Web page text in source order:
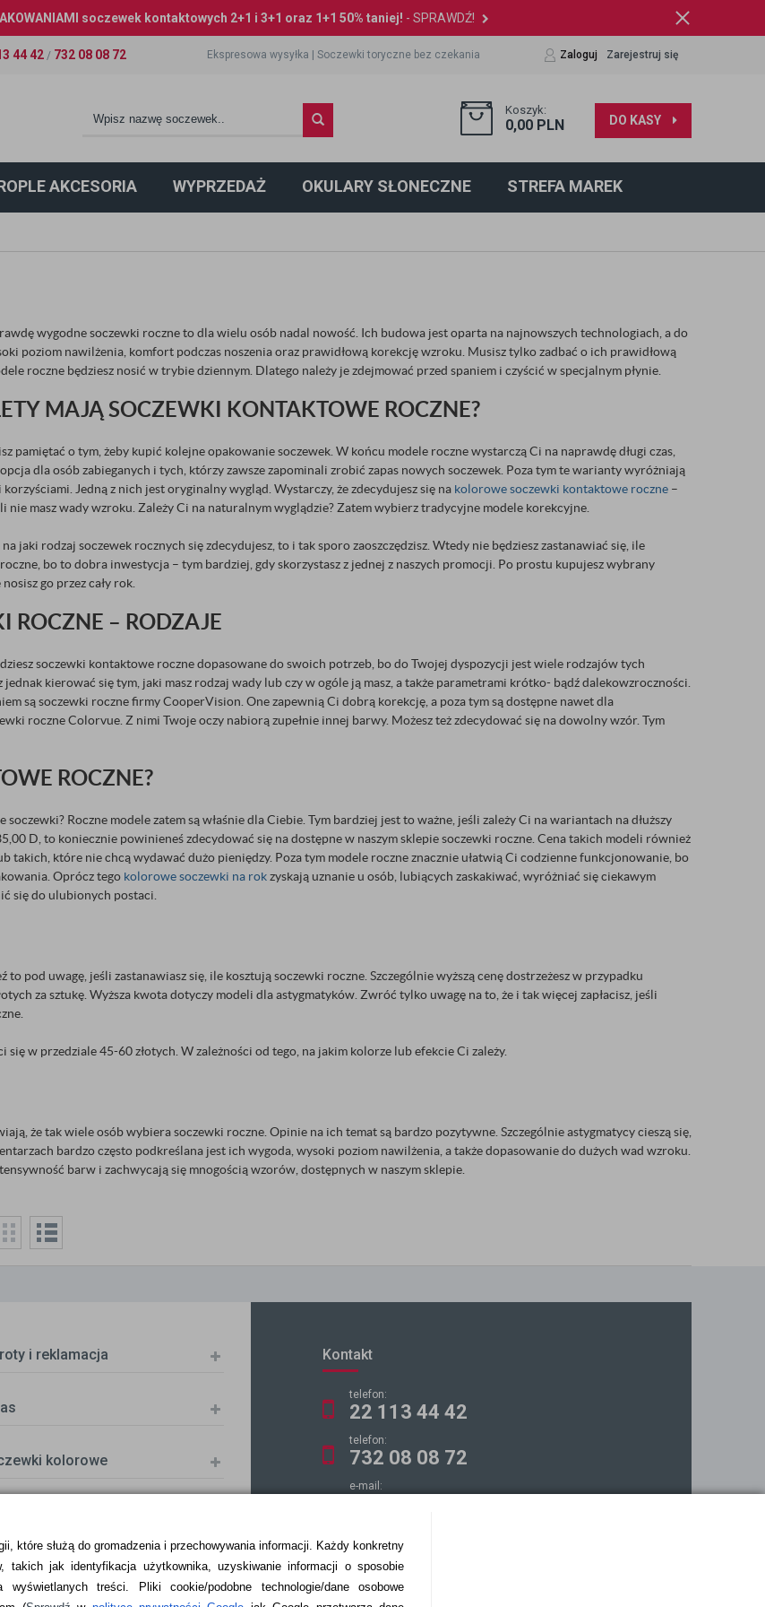
które służą do gromadzenia i przechowywania informacji. Każdy konkretny
jak identyfikacja użytkownika, uzyskiwanie informacji o sposobie
wyświetlanych treści.
Pliki cookie/podobne technologie/dane osobowe
soczewek kontaktowych 2+1 i 3+1 oraz 1+1 50% taniej! - SPRAWDŹ!
44 42 / 732 08 08 72 Ekspresowa wysyłka |Soczewki toryczne bez czekania Zaloguj Zarejestruj się
Koszyk:
0,00 PLN DO KASY
AKCESORIA WYPRZEDAŻ OKULARY SŁONECZNE STREFA MAREK
wygodne soczewki roczne to dla wielu osób nadal nowość. Ich budowa jest oparta na najnowszych technologiach, a do
poziom nawilżenia, komfort podczas noszenia oraz prawidłową korekcję wzroku. Musisz tylko zadbać o ich prawidłową
roczne będziesz nosić w trybie dziennym. Dlatego należy je zdejmować przed spaniem i czyścić w specjalnym płynie.
MAJĄ SOCZEWKI KONTAKTOWE ROCZNE?
pamiętać o tym, żeby kupić kolejne opakowanie soczewek. W końcu modele roczne wystarczą Ci na naprawdę długi czas,
dla osób zabieganych i tych, którzy zawsze zapominali zrobić zapas nowych soczewek. Poza tym te warianty wyróżniają
Jedną z nich jest oryginalny wygląd. Wystarczy, że zdecydujesz się na kolorowe soczewki kontaktowe roczne –
nie masz wady wzroku. Zależy Ci na naturalnym wyglądzie? Zatem wybierz tradycyjne modele korekcyjne.
jaki rodzaj soczewek rocznych się zdecydujesz, to i tak sporo zaoszczędzisz. Wtedy nie będziesz zastanawiać się, ile
bo to dobra inwestycja – tym bardziej, gdy skorzystasz z jednej z naszych promocji. Po prostu kupujesz wybrany
go przez cały rok.
ROCZNE – RODZAJE
soczewki kontaktowe roczne dopasowane do swoich potrzeb, bo do Twojej dyspozycji jest wiele rodzajów tych
kierować się tym, jaki masz rodzaj wady lub czy w ogóle ją masz, a także parametrami krótko- bądź dalekowzroczności.
są soczewki roczne firmy CooperVision. One zapewnią Ci dobrą korekcję, a poza tym są dostępne nawet dla
roczne Colorvue. Z nimi Twoje oczy nabiorą zupełnie innej barwy. Możesz też zdecydować się na dowolny wzór. Tym
ROCZNE?
Roczne modele zatem są właśnie dla Ciebie. Tym bardziej jest to ważne, jeśli zależy Ci na wariantach na dłuższy
D, to koniecznie powinieneś zdecydować się na dostępne w naszym sklepie soczewki roczne. Cena takich modeli również
takich, które nie chcą wydawać dużo pieniędzy. Poza tym modele roczne znacznie ułatwią Ci codzienne funkcjonowanie, bo
Oprócz tego kolorowe soczewki na rokzyskają uznanie u osób, lubiących zaskakiwać, wyróżniać się ciekawym
się do ulubionych postaci.
pod uwagę, jeśli zastanawiasz się, ile kosztują soczewki roczne. Szczególnie wyższą cenę dostrzeżesz w przypadku
za sztukę. Wyższa kwota dotyczy modeli dla astygmatyków. Zwróć tylko uwagę na to, że i tak więcej zapłacisz, jeśli
w przedziale 45-60 złotych. W zależności od tego, na jakim kolorze lub efekcie Ci zależy.
że tak wiele osób wybiera soczewki roczne. Opinie na ich temat są bardzo pozytywne. Szczególnie astygmatycy cieszą się,
bardzo często podkreślana jest ich wygoda, wysoki poziom nawilżenia, a także dopasowanie do dużych wad wzroku.
barw i zachwycają się mnogością wzorów, dostępnych w naszym sklepie.
i reklamacja
kolorowe
Kontakt
telefon:
22 113 44 42
telefon:
732 08 08 72
e-mail: